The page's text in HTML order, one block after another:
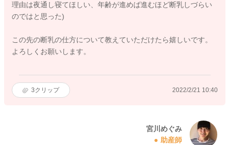
理由は夜通し寝てほしい、年齢が進めば進むほど断乳しづらい
のではと思った)
この先の断乳の仕方について教えていただけたら嬉しいです。
よろしくお願いします。
3クリップ 2022/2/21 10:40
宮川めぐみ
助産師